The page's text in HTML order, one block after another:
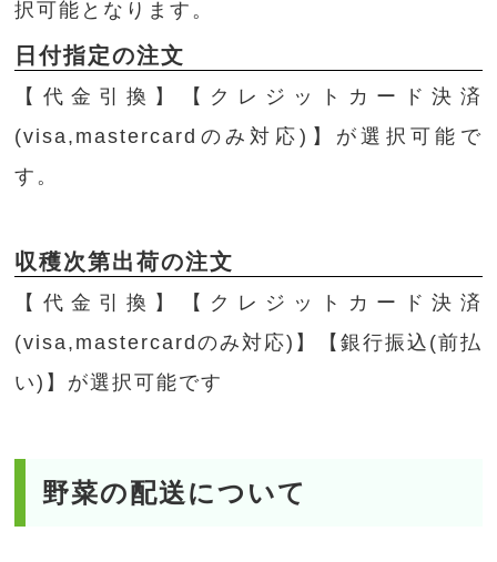
択可能となります。
日付指定の注文
【代金引換】【クレジットカード決済
(visa,mastercardのみ対応)】が選択可能で
す。
収穫次第出荷の注文
【代金引換】【クレジットカード決済
(visa,mastercardのみ対応)】【銀行振込(前払
い)】が選択可能です
野菜の配送について